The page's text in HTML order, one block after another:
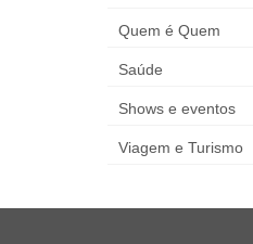
Quem é Quem
Saúde
Shows e eventos
Viagem e Turismo